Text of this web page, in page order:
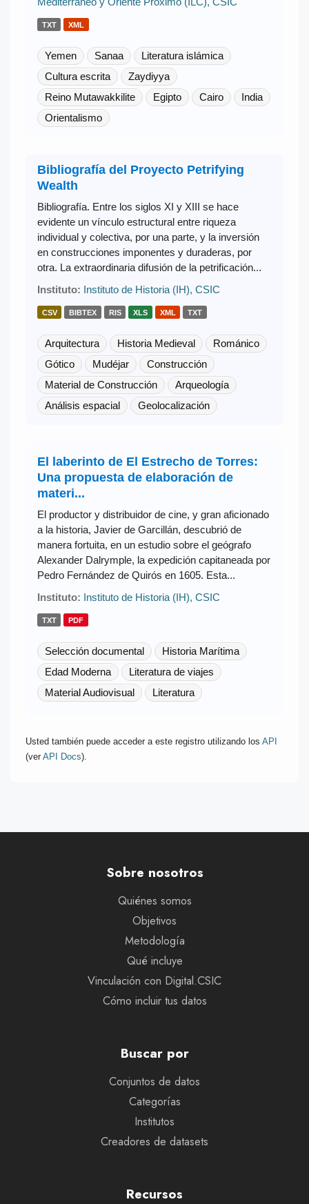
TXT XML
Yemen Sanaa
Literatura islámica
Cultura escrita
Zaydiyya
Reino Mutawakkilite
Egipto Cairo
India
Orientalismo
Bibliografía del Proyecto Petrifying
Wealth
Bibliografía. Entre los siglos XI y XIII se hace
evidente un vínculo estructural entre riqueza
individual y colectiva, por una parte, y la inversión
en construcciones imponentes y duraderas, por
otra. La extraordinaria difusión de la petrificación...
Instituto: Instituto de Historia (IH), CSIC
CSV BIBTEX RIS XLS XML TXT
Arquitectura Historia Medieval
Románico
Gótico
Mudéjar
Construcción
Material de Construcción
Arqueología
Análisis espacial
Geolocalización
El laberinto de El Estrecho de Torres:
Una propuesta de elaboración de
materi...
El productor y distribuidor de cine, y gran aficionado
a la historia, Javier de Garcillán, descubrió de
manera fortuita, en un estudio sobre el geógrafo
Alexander Dalrymple, la expedición capitaneada por
Pedro Fernández de Quirós en 1605. Esta...
Instituto: Instituto de Historia (IH), CSIC
TXT PDF
Selección documental
Historia Marítima
Edad Moderna
Literatura de viajes
Material Audiovisual
Literatura
Usted también puede acceder a este registro utilizando los API
(ver API Docs).
Sobre nosotros
Quiénes somos
Objetivos
Metodología
Qué incluye
Vinculación con Digital.CSIC
Cómo incluir tus datos
Buscar por
Conjuntos de datos
Categorías
Institutos
Creadores de datasets
Recursos